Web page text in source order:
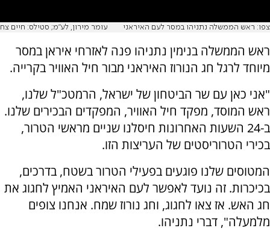
צפו: ראש הממשלה נתניהו במסר לעם האיראני עומר מירון, לע"מ; סטילס: חיים צח
ראש הממשלה בנימין נתניהו פנה לאזרחי איראן במסר
מיוחד לרגל חג הנורוז האיראני מבור חיל האוויר בקרייה.
"אני כאן עם שר הביטחון של ישראל, הרמטכ"ל שלנו,
ראש המוסד, מפקד חיל האוויר, המפקדים הבכירים שלנו.
ב-24 השעות האחרונות חיסלנו שניים מראשי הטרור,
בכירי הטרוריסטים של העריצות הזו.
המטוסים שלנו פוגעים בפעילי הטרור בשטח, בדרכים,
בכיכרות. זה נועד לאפשר לעם האיראני האמיץ לחגוג את
חג האש. אז צאו לחגוג, וחג נורוז שמח. אנחנו צופים
מלמעלה", דברי נתניהו.